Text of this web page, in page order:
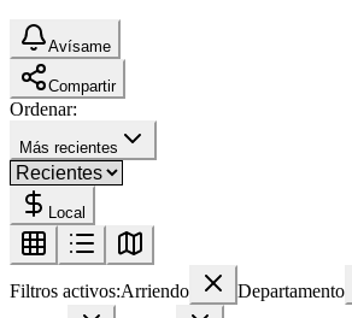
Avísame
Compartir
Ordenar:
Más recientes
Local
Filtros activos:Arriendo Departamento